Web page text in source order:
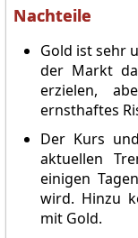
Nachteile
Gold ist sehr
der Markt
erzielen,
ernsthaftes
Der Kurs
aktuellen
einigen
wird. Hinzu
mit Gold.